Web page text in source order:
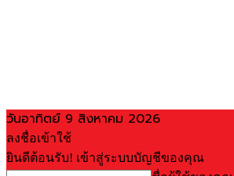
วันอาทิตย์ 9 สิงหาคม 2026
ลงชื่อเข้าใช้
ยินดีต้อนรับ! เข้าสู่ระบบบัญชีของคุณ